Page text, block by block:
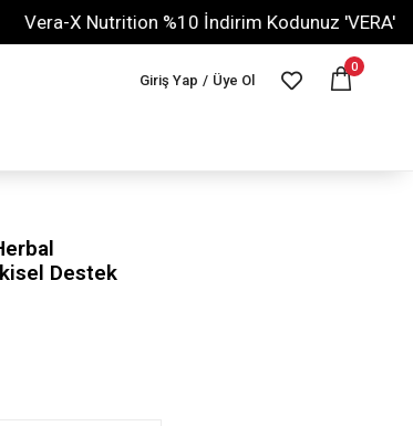
X Nutrition %10 İndirim Kodunuz 'VERA'
Giriş Yap / Üye Ol
0
Destek